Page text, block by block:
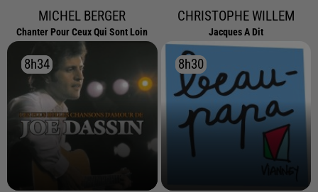
MICHEL BERGER
Chanter Pour Ceux Qui Sont Loin
CHRISTOPHE WILLEM
Jacques A Dit
8h34
8h34 8h30
8h30